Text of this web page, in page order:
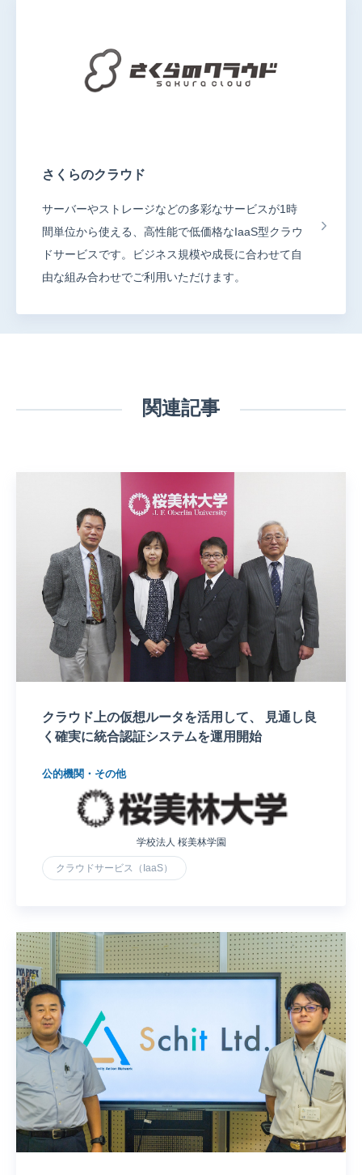
さくらのクラウド
サーバーやストレージなどの多彩なサービスが1時
間単位から使える、高性能で低価格なIaaS型クラウ
ドサービスです。ビジネス規模や成長に合わせて自
由な組み合わせでご利用いただけます。
関連記事
クラウド上の仮想ルータを活用して、 見通し良
く確実に統合認証システムを運用開始
公的機関・その他
学校法人 桜美林学園
クラウドサービス（IaaS）